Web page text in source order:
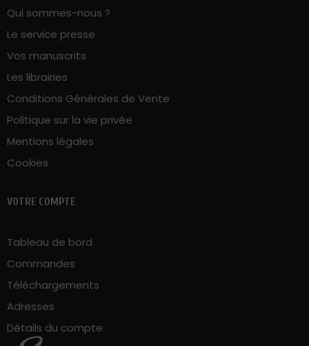
Qui sommes-nous ?
Le service presse
Vos manuscrits
Les librairies
Conditions Générales de Vente
Politique sur la vie privée
Mentions légales
Cookies
VOTRE COMPTE
Tableau de bord
Commandes
Téléchargements
Adresses
Détails du compte